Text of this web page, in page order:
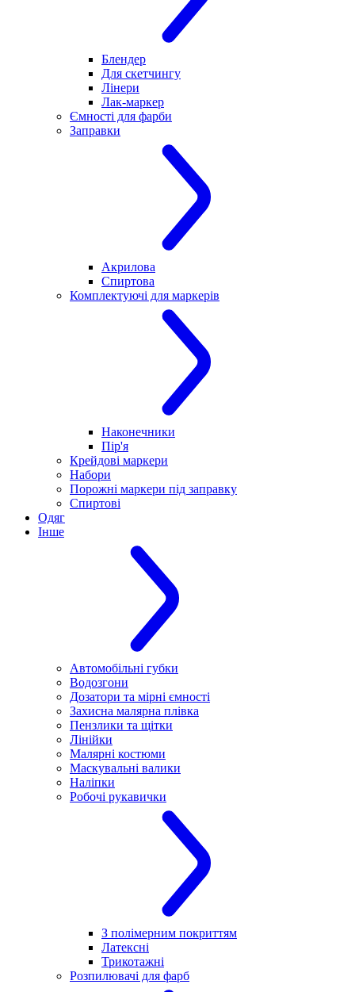
Блендер
Для скетчингу
Лінери
Лак-маркер
Ємності для фарби
Заправки
Акрилова
Спиртова
Комплектуючі для маркерів
Наконечники
Пір'я
Крейдові маркери
Набори
Порожні маркери під заправку
Спиртові
Одяг
Інше
Автомобільні губки
Водозгони
Дозатори та мірні ємності
Захисна малярна плівка
Пензлики та щітки
Лінійки
Малярні костюми
Маскувальні валики
Наліпки
Робочі рукавички
З полімерним покриттям
Латексні
Трикотажні
Розпилювачі для фарб